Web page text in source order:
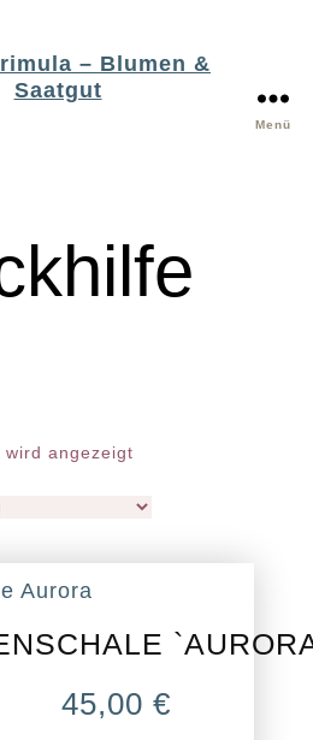
Blumen
Saatgut
Menü
wird angezeigt
45,00 €